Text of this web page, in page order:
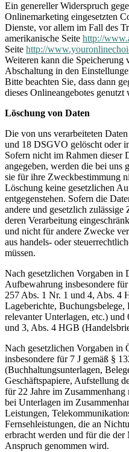
Ein genereller Widerspruch
Onlinemarketing eingesetzten
Dienste, vor allem im Fall des
amerikanische Seite http://
Seite http://
Weiteren kann die Speicherung
Abschaltung in den
Bitte beachten Sie, dass dann
dieses Onlineangebotes genutzt
Löschung von Daten
Die von uns verarbeiteten
und 18 DSGVO gelöscht oder
Sofern nicht im Rahmen dieser
angegeben, werden die bei uns
sie für ihre Zweckbestimmung
Löschung keine gesetzlichen
entgegenstehen. Sofern die
andere und gesetzlich
deren Verarbeitung
und nicht für andere Zwecke
aus handels- oder
müssen.
Nach gesetzlichen Vorgaben in
Aufbewahrung insbesondere
257 Abs. 1 Nr. 1 und 4, Abs. 4
Lageberichte,
relevanter Unterlagen, etc.) und
und 3, Abs. 4 HGB
Nach gesetzlichen Vorgaben in
insbesondere für 7 J gemäß §
(Buchhaltungsunterlagen,
Geschäftspapiere, Aufstellung
für 22 Jahre im
bei Unterlagen im
Leistungen,
Fernsehleistungen, die an
erbracht werden und für die
Anspruch genommen wird.